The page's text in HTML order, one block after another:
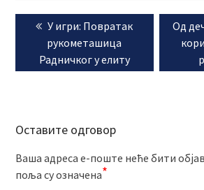
Кретање
чланкаPrevious
post:
У игри: Повратак
рукометашица
Радничког у елиту
Next
post:
Од
Оставите одговор
Ваша адреса е-поште неће бити
поља су означена*